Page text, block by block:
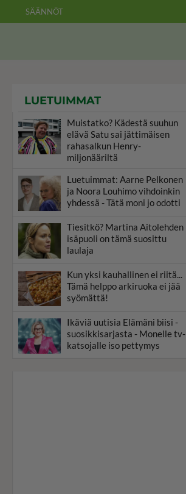
SÄÄNNÖT
LUETUIMMAT
Muistatko? Kädestä suuhun
elävä Satu sai jättimäisen
rahasalkun Henry-
miljonääriltä
Luetuimmat: Aarne Pelkonen
ja Noora Louhimo vihdoinkin
yhdessä - Tätä moni jo odotti
Tiesitkö? Martina Aitolehden
isäpuoli on tämä suosittu
laulaja
Kun yksi kauhallinen ei riitä...
Tämä helppo arkiruoka ei jää
syömättä!
Ikäviä uutisia Elämäni biisi -
suosikkisarjasta - Monelle tv-
katsojalle iso pettymys